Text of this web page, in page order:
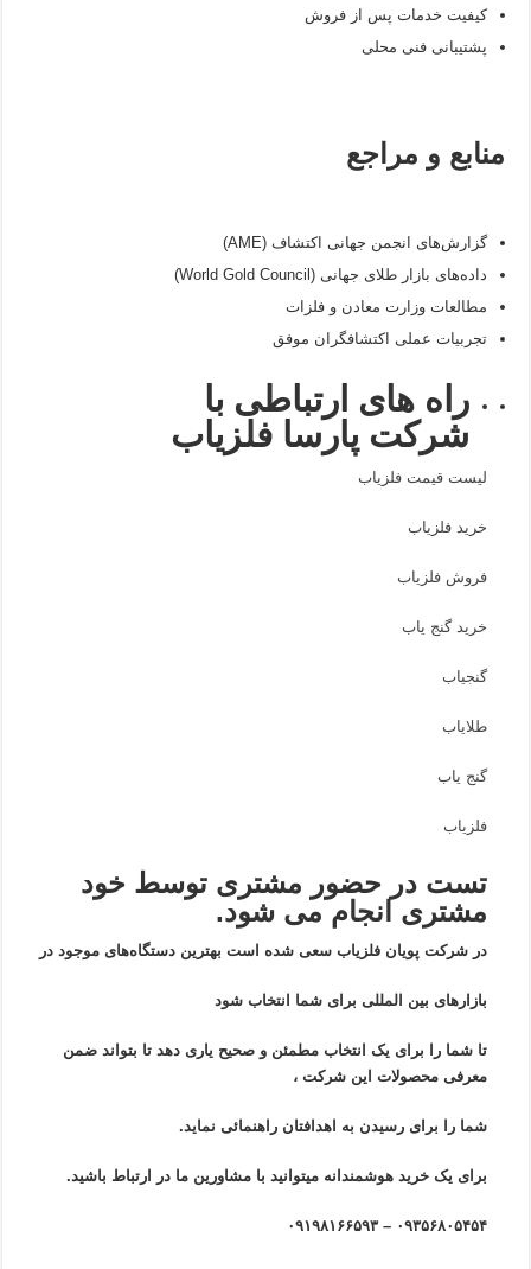
کیفیت خدمات پس از فروش
پشتیبانی فنی محلی
منابع و مراجع
گزارش‌های انجمن جهانی اکتشاف (AME)
داده‌های بازار طلای جهانی (World Gold Council)
مطالعات وزارت معادن و فلزات
تجربیات عملی اکتشافگران موفق
راه های ارتباطی با
شرکت پارسا فلزیاب
لیست قیمت فلزیاب
خرید فلزیاب
فروش فلزیاب
خرید گنج یاب
گنجیاب
طلایاب
گنج یاب
فلزیاب
تست در حضور مشتری توسط خود
مشتری انجام می شود.
در شرکت پویان فلزیاب سعی شده است بهترین دستگاه‌های موجود در
بازار‌های بین المللی برای شما انتخاب شود
تا شما را برای یک انتخاب مطمئن و صحیح یاری دهد تا بتواند ضمن
معرفی محصولات این شرکت ،
شما را برای رسیدن به اهدافتان راهنمائی نماید.
برای یک خرید هوشمندانه میتوانید با مشاورین ما در ارتباط باشید.
۰۹۳۵۶۸۰۵۴۵۴ – ۰۹۱۹۸۱۶۶۵۹۳